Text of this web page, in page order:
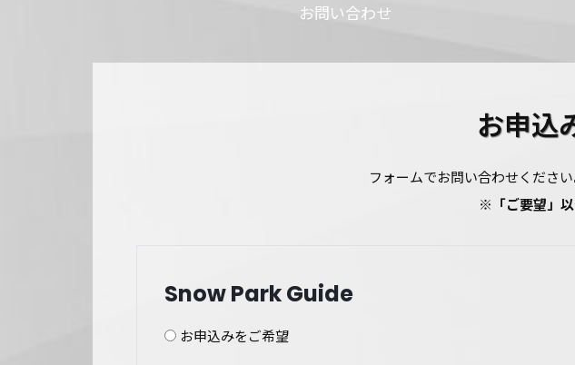
お問い合わせ
お申込
フォームでお問い合わせください
※「ご要望」以
Snow Park Guide
お申込みをご希望